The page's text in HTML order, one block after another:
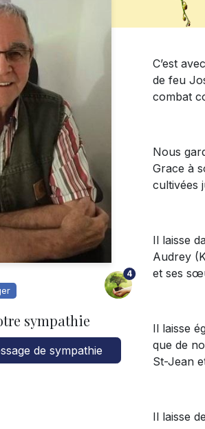
4
sympathie
de sympathie
C’est
de feu
combat
Nous
Grace à
cultivées
Il laisse
Audrey
et ses
Il laisse
que de
St-Jean
Il laisse